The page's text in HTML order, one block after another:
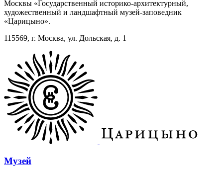
Москвы «Государственный историко-архитектурный,
художественный и ландшафтный музей-заповедник
«Царицыно».
115569, г. Москва, ул. Дольская, д. 1
Музей